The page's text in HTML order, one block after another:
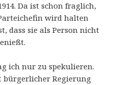
Da ist schon fraglich,
wird halten
dass sie als Person nicht
ich nur zu spekulieren.
bürgerlicher Regierung